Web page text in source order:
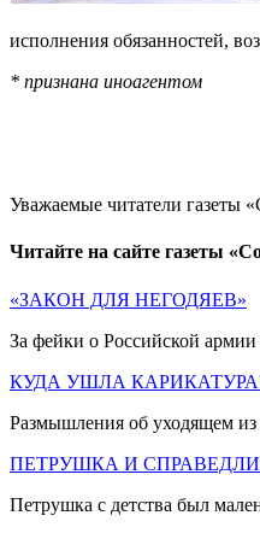
исполнения обязанностей,
* признана иноагентом
Уважаемые читатели газеты
Читайте на сайте газеты
«ЗАКОН ДЛЯ НЕГОДЯЕВ»
За фейки о Российской
КУДА УШЛА
Размышления об уходящем
ПЕТРУШКА И
Петрушка с детства был